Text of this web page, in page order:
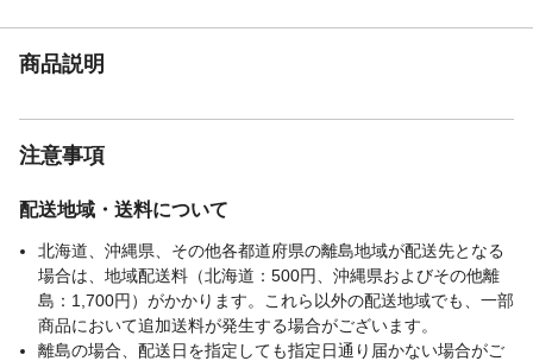
商品説明
注意事項
配送地域・送料について
北海道、沖縄県、その他各都道府県の離島地域が配送先となる
場合は、地域配送料（北海道：500円、沖縄県およびその他離
島：1,700円）がかかります。これら以外の配送地域でも、一部
商品において追加送料が発生する場合がございます。
離島の場合、配送日を指定しても指定日通り届かない場合がご